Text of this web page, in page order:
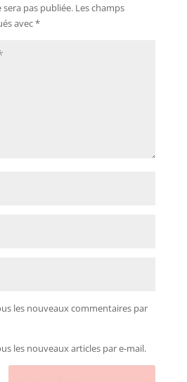
pas publiée. Les champs
avec*
les nouveaux commentaires par
les nouveaux articles par e-mail.